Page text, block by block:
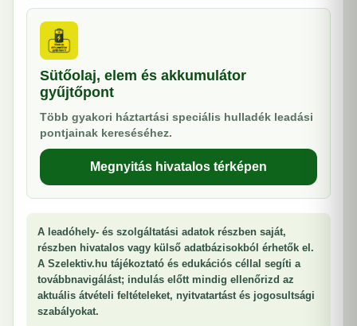
Sütőolaj, elem és akkumulátor
gyűjtőpont
Több gyakori háztartási speciális hulladék leadási
pontjainak kereséséhez.
Megnyitás hivatalos térképen
A leadóhely- és szolgáltatási adatok részben saját,
részben hivatalos vagy külső adatbázisokból érhetők el.
A Szelektiv.hu tájékoztató és edukációs céllal segíti a
továbbnavigálást; indulás előtt mindig ellenőrizd az
aktuális átvételi feltételeket, nyitvatartást és jogosultsági
szabályokat.